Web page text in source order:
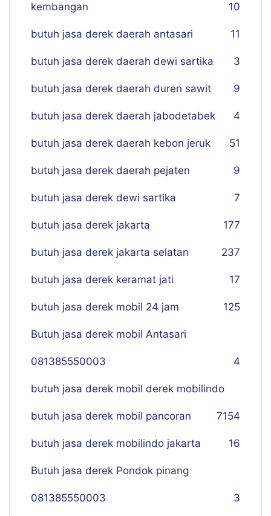
kembangan 10
butuh jasa derek daerah antasari 11
butuh jasa derek daerah dewi sartika 3
butuh jasa derek daerah duren sawit 9
butuh jasa derek daerah jabodetabek 4
butuh jasa derek daerah kebon jeruk 51
butuh jasa derek daerah pejaten 9
butuh jasa derek dewi sartika 7
butuh jasa derek jakarta 177
butuh jasa derek jakarta selatan 237
butuh jasa derek keramat jati 17
butuh jasa derek mobil 24 jam 125
Butuh jasa derek mobil Antasari
081385550003 4
butuh jasa derek mobil derek mobilindo
154
butuh jasa derek mobil pancoran 7
butuh jasa derek mobilindo jakarta 16
Butuh jasa derek Pondok pinang
081385550003 3